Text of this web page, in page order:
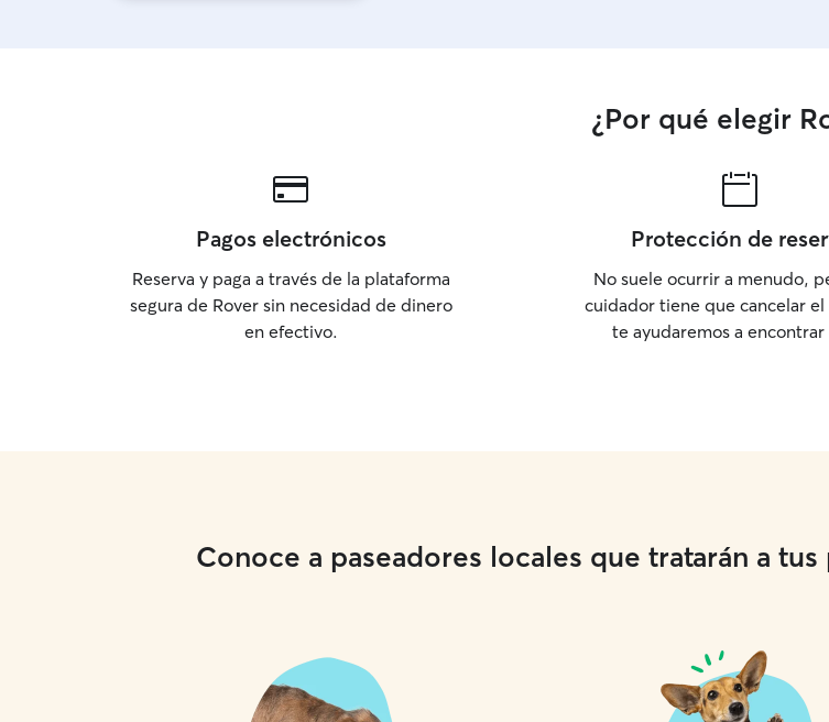
¿Por qué elegir
Pagos electrónicos
Reserva y paga a través de la plataforma
segura de Rover sin necesidad de dinero
en efectivo.
Protección de
No suele ocurrir a menudo,
cuidador tiene que cancelar el
te ayudaremos a
Conoce a paseadores locales que tratarán a